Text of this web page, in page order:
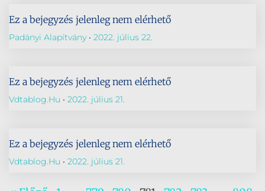
Ez a bejegyzés jelenleg nem elérhető
Padányi Alapítvány 2022. július 22.
Ez a bejegyzés jelenleg nem elérhető
Vdtablog.hu 2022. július 21.
Ez a bejegyzés jelenleg nem elérhető
Vdtablog.hu 2022. július 21.